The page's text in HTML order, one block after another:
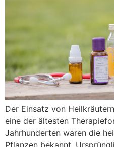
Der Einsatz von
eine der ältesten
Jahrhunderten waren die